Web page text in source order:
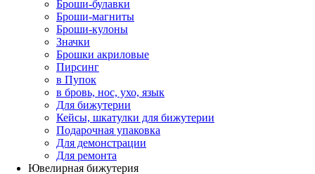
Броши-булавки
Броши-магниты
Броши-кулоны
Значки
Брошки акриловые
Пирсинг
в Пупок
в бровь, нос, ухо, язык
Для бижутерии
Кейсы, шкатулки для бижутерии
Подарочная упаковка
Для демонстрации
Для ремонта
Ювелирная бижутерия